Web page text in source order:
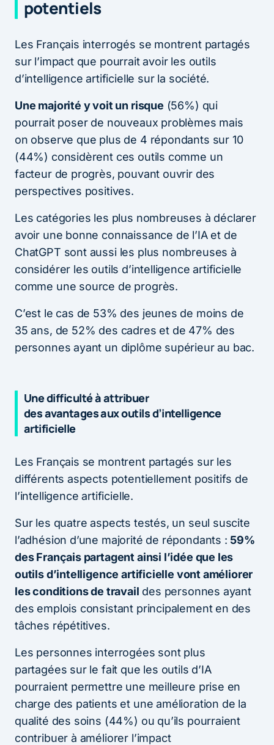
potentiels
Les Français interrogés se montrent partagés
sur l’impact que pourrait avoir les outils
d’intelligence artificielle sur la société.
Une majorité y voit un risque (56%) qui
pourrait poser de nouveaux problèmes mais
on observe que plus de 4 répondants sur 10
(44%) considèrent ces outils comme un
facteur de progrès, pouvant ouvrir des
perspectives positives.
Les catégories les plus nombreuses à déclarer
avoir une bonne connaissance de l’IA et de
ChatGPT sont aussi les plus nombreuses à
considérer les outils d’intelligence artificielle
comme une source de progrès.
C’est le cas de 53% des jeunes de moins de
35 ans, de 52% des cadres et de 47% des
personnes ayant un diplôme supérieur au bac.
Une difficulté à attribuer
des avantages aux outils d’intelligence
artificielle
Les Français se montrent partagés sur les
différents aspects potentiellement positifs de
l’intelligence artificielle.
Sur les quatre aspects testés, un seul suscite
l’adhésion d’une majorité de répondants : 59%
des Français partagent ainsi l’idée que les
outils d’intelligence artificielle vont améliorer
les conditions de travail des personnes ayant
des emplois consistant principalement en des
tâches répétitives.
Les personnes interrogées sont plus
partagées sur le fait que les outils d’IA
pourraient permettre une meilleure prise en
charge des patients et une amélioration de la
qualité des soins (44%) ou qu’ils pourraient
contribuer à améliorer l’impact